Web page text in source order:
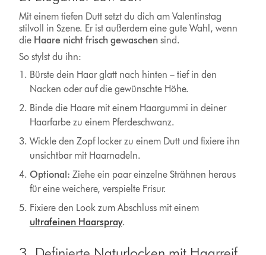
Mit einem tiefen Dutt setzt du dich am Valentinstag
stilvoll in Szene. Er ist außerdem eine gute Wahl, wenn
die Haare nicht frisch gewaschen sind.
So stylst du ihn:
Bürste dein Haar glatt nach hinten – tief in den
Nacken oder auf die gewünschte Höhe.
Binde die Haare mit einem Haargummi in deiner
Haarfarbe zu einem Pferdeschwanz.
Wickle den Zopf locker zu einem Dutt und fixiere ihn
unsichtbar mit Haarnadeln.
Optional: Ziehe ein paar einzelne Strähnen heraus
für eine weichere, verspielte Frisur.
Fixiere den Look zum Abschluss mit einem
ultrafeinen Haarspray.